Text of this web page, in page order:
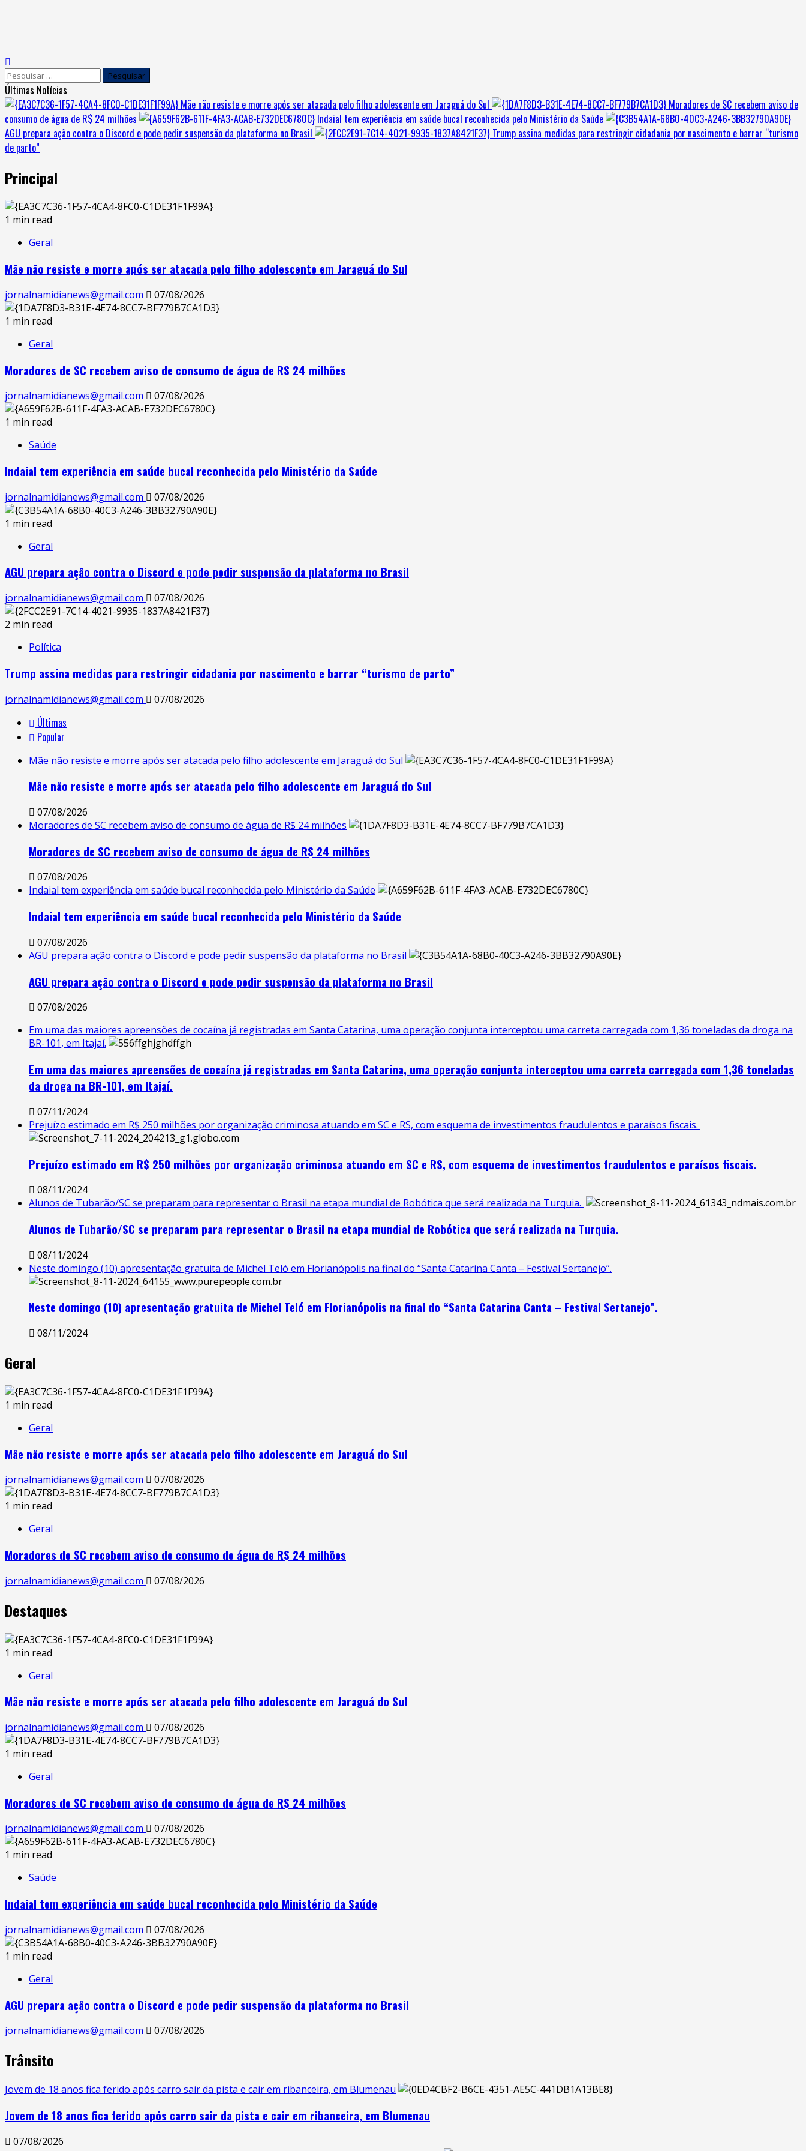
Últimas Notícias
Mãe não resiste e morre após ser atacada pelo filho adolescente em Jaraguá do Sul
Moradores de SC recebem aviso de
consumo de água de R$ 24 milhões
Indaial tem experiência em saúde bucal reconhecida pelo Ministério da Saúde
AGU prepara ação contra o Discord e pode pedir suspensão da plataforma no Brasil
Trump assina medidas para restringir cidadania por nascimento e barrar “turismo
de parto”
Principal
1 min read
Geral
Mãe não resiste e morre após ser atacada pelo filho adolescente em Jaraguá do Sul
jornalnamidianews@gmail.com
07/08/2026
1 min read
Geral
Moradores de SC recebem aviso de consumo de água de R$ 24 milhões
jornalnamidianews@gmail.com
07/08/2026
1 min read
Saúde
Indaial tem experiência em saúde bucal reconhecida pelo Ministério da Saúde
jornalnamidianews@gmail.com
07/08/2026
1 min read
Geral
AGU prepara ação contra o Discord e pode pedir suspensão da plataforma no Brasil
jornalnamidianews@gmail.com
07/08/2026
2 min read
Política
Trump assina medidas para restringir cidadania por nascimento e barrar “turismo de parto”
jornalnamidianews@gmail.com 07/08/2026
Últimas
Popular
Mãe não resiste e morre após ser atacada pelo filho adolescente em Jaraguá do Sul
Mãe não resiste e morre após ser atacada pelo filho adolescente em Jaraguá do Sul
07/08/2026
Moradores de SC recebem aviso de consumo de água de R$ 24 milhões
Moradores de SC recebem aviso de consumo de água de R$ 24 milhões
07/08/2026
Indaial tem experiência em saúde bucal reconhecida pelo Ministério da Saúde
Indaial tem experiência em saúde bucal reconhecida pelo Ministério da Saúde
07/08/2026
AGU prepara ação contra o Discord e pode pedir suspensão da plataforma no Brasil
AGU prepara ação contra o Discord e pode pedir suspensão da plataforma no Brasil
07/08/2026
Em uma das maiores apreensões de cocaína já registradas em Santa Catarina, uma operação conjunta interceptou uma carreta carregada com 1,36 toneladas da droga na
BR-101, em Itajaí.
Em uma das maiores apreensões de cocaína já registradas em Santa Catarina, uma operação conjunta interceptou uma carreta carregada com 1,36 toneladas
da droga na BR-101, em Itajaí.
07/11/2024
Prejuízo estimado em R$ 250 milhões por organização criminosa atuando em SC e RS, com esquema de investimentos fraudulentos e paraísos fiscais.
Prejuízo estimado em R$ 250 milhões por organização criminosa atuando em SC e RS, com esquema de investimentos fraudulentos e paraísos fiscais.
08/11/2024
Alunos de Tubarão/SC se preparam para representar o Brasil na etapa mundial de Robótica que será realizada na Turquia.
Alunos de Tubarão/SC se preparam para representar o Brasil na etapa mundial de Robótica que será realizada na Turquia.
08/11/2024
Neste domingo (10) apresentação gratuita de Michel Teló em Florianópolis na final do “Santa Catarina Canta – Festival Sertanejo”.
Neste domingo (10) apresentação gratuita de Michel Teló em Florianópolis na final do “Santa Catarina Canta – Festival Sertanejo”.
08/11/2024
Geral
1 min read
Geral
Mãe não resiste e morre após ser atacada pelo filho adolescente em Jaraguá do Sul
jornalnamidianews@gmail.com
07/08/2026
1 min read
Geral
Moradores de SC recebem aviso de consumo de água de R$ 24 milhões
jornalnamidianews@gmail.com 07/08/2026
Destaques
1 min read
Geral
Mãe não resiste e morre após ser atacada pelo filho adolescente em Jaraguá do Sul
jornalnamidianews@gmail.com
07/08/2026
1 min read
Geral
Moradores de SC recebem aviso de consumo de água de R$ 24 milhões
jornalnamidianews@gmail.com
07/08/2026
1 min read
Saúde
Indaial tem experiência em saúde bucal reconhecida pelo Ministério da Saúde
jornalnamidianews@gmail.com
07/08/2026
1 min read
Geral
AGU prepara ação contra o Discord e pode pedir suspensão da plataforma no Brasil
jornalnamidianews@gmail.com 07/08/2026
Trânsito
Jovem de 18 anos fica ferido após carro sair da pista e cair em ribanceira, em Blumenau
Jovem de 18 anos fica ferido após carro sair da pista e cair em ribanceira, em Blumenau
07/08/2026